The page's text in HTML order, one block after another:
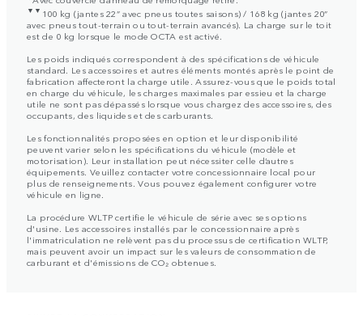
▼▼ 100 kg (jantes 22” avec pneus toutes saisons) / 168 kg (jantes 20”
avec pneus tout-terrain ou tout-terrain avancés). La charge sur le toit
est de 0 kg lorsque le mode OCTA est activé.
Les poids indiqués correspondent à des spécifications de véhicule
standard. Les accessoires et autres éléments montés après le point de
fabrication affecteront la charge utile. Assurez-vous que le poids total
en charge du véhicule, les charges maximales par essieu et la charge
utile ne sont pas dépassés lorsque vous chargez des accessoires, des
occupants, des liquides et des carburants.
Les fonctionnalités proposées en option et leur disponibilité
peuvent varier selon les spécifications du véhicule (modèle et
motorisation). Leur installation peut nécessiter celle d’autres
équipements. Veuillez contacter votre concessionnaire local pour
plus de renseignements. Vous pouvez également configurer votre
véhicule en ligne.
La procédure WLTP certifie le véhicule de série avec ses options
d'usine. Les accessoires installés par le concessionnaire après
l'immatriculation ne relèvent pas du processus de certification WLTP,
mais peuvent avoir un impact sur les valeurs de consommation de
carburant et d'émissions de CO₂ obtenues.